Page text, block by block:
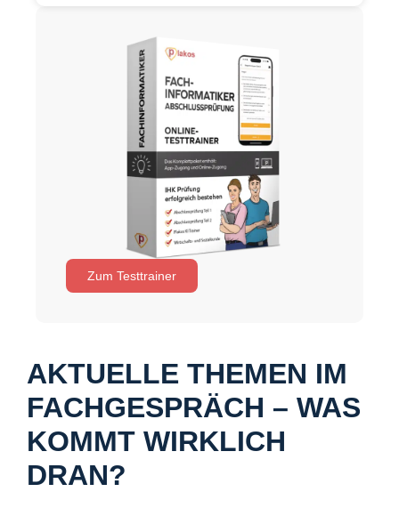
Zum Testtrainer
AKTUELLE THEMEN IM
FACHGESPRÄCH – WAS
KOMMT WIRKLICH
DRAN?